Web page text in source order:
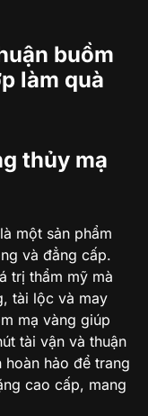
buồm
làm quà
thủy mạ
một sản phẩm
và đẳng cấp.
trị thẩm mỹ mà
tài lộc và may
mạ vàng giúp
tài vận và thuận
hảo để trang
cao cấp, mang